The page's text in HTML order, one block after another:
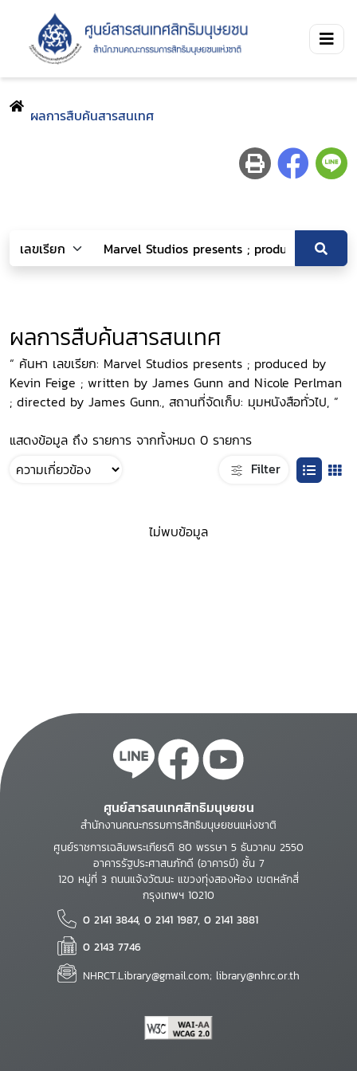
ผลการสืบค้นสารสนเทศ
ผลการสืบค้นสารสนเทศ
“ ค้นหา เลขเรียก: Marvel Studios presents ; produced by
Kevin Feige ; written by James Gunn and Nicole Perlman
; directed by James Gunn., สถานที่จัดเก็บ: มุมหนังสือทั่วไป, ”
แสดงข้อมูล ถึง รายการ จากทั้งหมด 0 รายการ
Filter
ไม่พบข้อมูล
ศูนย์สารสนเทศสิทธิมนุษยชน
สำนักงานคณะกรรมการสิทธิมนุษยชนแห่งชาติ
ศูนย์ราชการเฉลิมพระเกียรติ 80 พรรษา 5 ธันวาคม 2550
อาคารรัฐประศาสนภักดี (อาคารบี) ชั้น 7
120 หมู่ที่ 3 ถนนแจ้งวัฒนะ แขวงทุ่งสองห้อง เขตหลักสี่
กรุงเทพฯ 10210
0 2141 3844, 0 2141 1987, 0 2141 3881
0 2143 7746
NHRCT.Library@gmail.com; library@nhrc.or.th